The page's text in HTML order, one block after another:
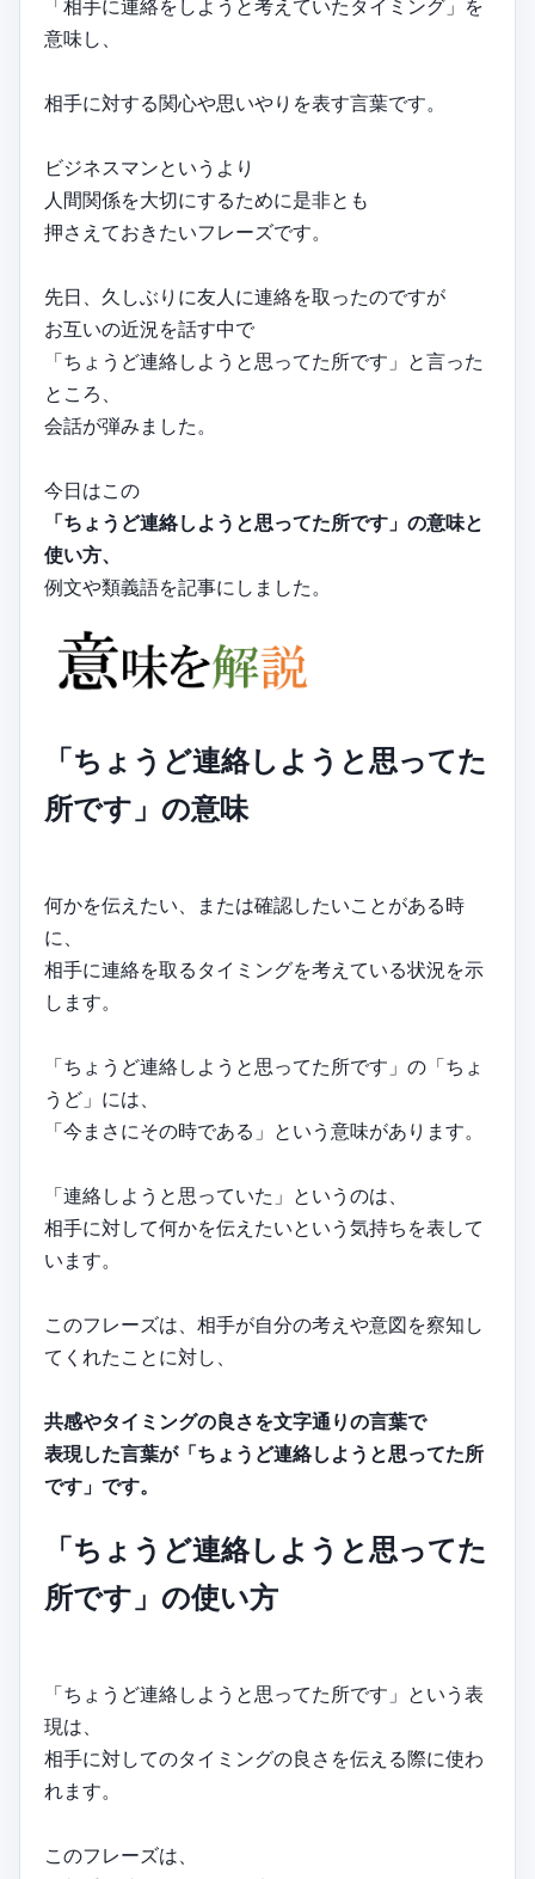
「相手に連絡をしようと考えていたタイミング」を
意味し、
相手に対する関心や思いやりを表す言葉です。
ビジネスマンというより
人間関係を大切にするために是非とも
押さえておきたいフレーズです。
先日、久しぶりに友人に連絡を取ったのですが
お互いの近況を話す中で
「ちょうど連絡しようと思ってた所です」と言った
ところ、
会話が弾みました。
今日はこの
「ちょうど連絡しようと思ってた所です」の意味と
使い方、
例文や類義語を記事にしました。
「ちょうど連絡しようと思ってた
所です」の意味
何かを伝えたい、または確認したいことがある時
に、
相手に連絡を取るタイミングを考えている状況を示
します。
「ちょうど連絡しようと思ってた所です」の「ちょ
うど」には、
「今まさにその時である」という意味があります。
「連絡しようと思っていた」というのは、
相手に対して何かを伝えたいという気持ちを表して
います。
このフレーズは、相手が自分の考えや意図を察知し
てくれたことに対し、
共感やタイミングの良さを文字通りの言葉で
表現した言葉が「ちょうど連絡しようと思ってた所
です」です。
「ちょうど連絡しようと思ってた
所です」の使い方
「ちょうど連絡しようと思ってた所です」という表
現は、
相手に対してのタイミングの良さを伝える際に使わ
れます。
このフレーズは、